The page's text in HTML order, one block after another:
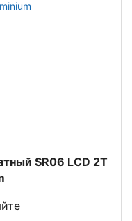
SR06 LCD 2T